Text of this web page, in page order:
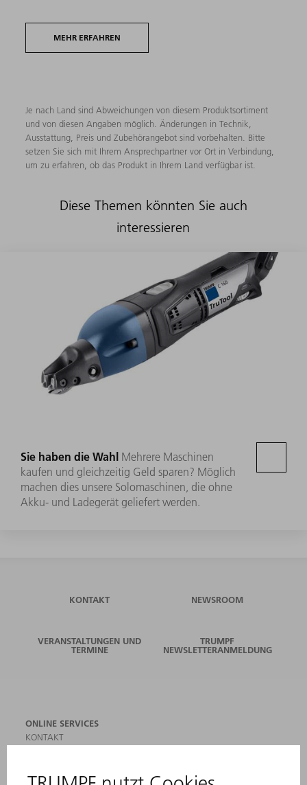
MEHR ERFAHREN
Je nach Land sind Abweichungen von diesem Produktsortiment
und von diesen Angaben möglich. Änderungen in Technik,
Ausstattung, Preis und Zubehörangebot sind vorbehalten. Bitte
setzen Sie sich mit Ihrem Ansprechpartner vor Ort in Verbindung,
um zu erfahren, ob das Produkt in Ihrem Land verfügbar ist.
Diese Themen könnten Sie auch
interessieren
Sie haben die Wahl Mehrere Maschinen
kaufen und gleichzeitig Geld sparen? Möglich
machen dies unsere Solomaschinen, die ohne
Akku- und Ladegerät geliefert werden.
KONTAKT NEWSROOM
VERANSTALTUNGEN UND
TERMINE
TRUMPF
NEWSLETTERANMELDUNG
ONLINE SERVICES
KONTAKT
VERANSTALTUNGEN UND TERMINE